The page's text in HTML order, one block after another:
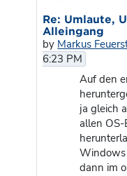
Re: Umlaute,
Alleingang
by Markus
6:23 PM
Auf den
ja gleich
allen
Windows
dann im